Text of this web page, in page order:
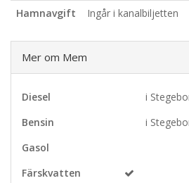
Hamnavgift
Ingår i kanalbiljetten
Mer om Mem
Diesel
i
Bensin
i
Gasol
Färskvatten